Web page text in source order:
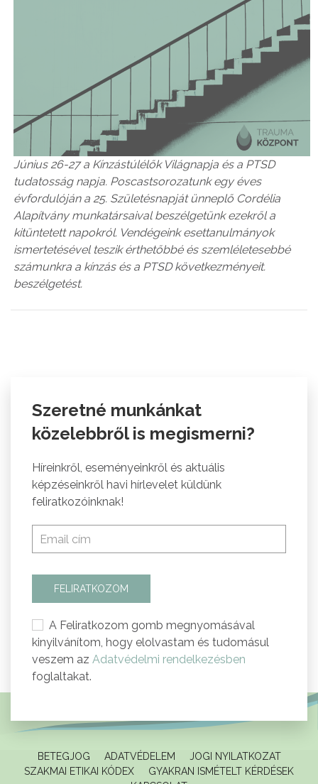
Június 26-27 a Kínzástúlélők Világnapja és a PTSD
tudatosság napja. Poscastsorozatunk egy éves
évfordulóján a 25. Születésnapját ünneplő Cordélia
Alapítvány munkatársaival beszélgetünk ezekről a
kitüntetett napokról. Vendégeink esettanulmányok
ismertetésével teszik érthetőbbé és szemléletesebbé
számunkra a kínzás és a PTSD következményeit.
beszélgetést.
Szeretné munkánkat
közelebbről is megismerni?
Híreinkről, eseményeinkről és aktuális
képzéseinkről havi hírlevelet küldünk
feliratkozóinknak!
FELIRATKOZOM
A Feliratkozom gomb megnyomásával
kinyilvánítom, hogy elolvastam és tudomásul
veszem az Adatvédelmi rendelkezésben
foglaltakat.
BETEGJOG ADATVÉDELEM
JOGI NYILATKOZAT
SZAKMAI ETIKAI KÓDEX
GYAKRAN ISMÉTELT KÉRDÉSEK